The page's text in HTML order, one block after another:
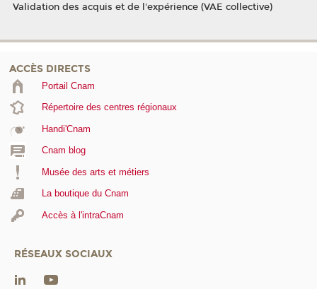
Validation des acquis et de l'expérience (VAE collective)
ACCÈS DIRECTS
Portail Cnam
Répertoire des centres régionaux
Handi'Cnam
Cnam blog
Musée des arts et métiers
La boutique du Cnam
Accès à l'intraCnam
RÉSEAUX SOCIAUX